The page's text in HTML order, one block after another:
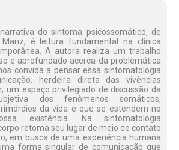
do sintoma psicossomático, de
Mariz, é leitura fundamental na clínica
A autora realiza um trabalho
e aprofundado acerca da problemática
convida a pensar essa sintomatologia
herdeira direta das vivências
um espaço privilegiado de discussão da
dos fenômenos somáticos,
da vida e que se estendem no
existência. Na sintomatologia
retoma seu lugar de meio de contato
em busca de uma experiência humana
forma singular de comunicação que